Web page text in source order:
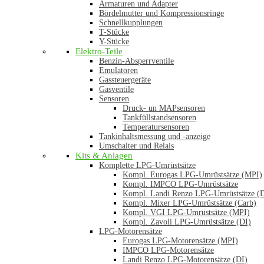
Armaturen und Adapter
Bördelmutter und Kompressionsringe
Schnellkupplungen
T-Stücke
Y-Stücke
Elektro-Teile
Benzin-Absperrventile
Emulatoren
Gassteuergeräte
Gasventile
Sensoren
Druck- un MAPsensoren
Tankfüllstandsensoren
Temperatursensoren
Tankinhaltsmessung und -anzeige
Umschalter und Relais
Kits & Anlagen
Komplette LPG-Umrüstsätze
Kompl. Eurogas LPG-Umrüstsätze (MPI)
Kompl. IMPCO LPG-Umrüstsätze
Kompl. Landi Renzo LPG-Umrüstsätze
Kompl. Mixer LPG-Umrüstsätze (Carb)
Kompl. VGI LPG-Umrüstsätze (MPI)
Kompl. Zavoli LPG-Umrüstsätze (DI)
LPG-Motorensätze
Eurogas LPG-Motorensätze (MPI)
IMPCO LPG-Motorensätze
Landi Renzo LPG-Motorensätze (DI)